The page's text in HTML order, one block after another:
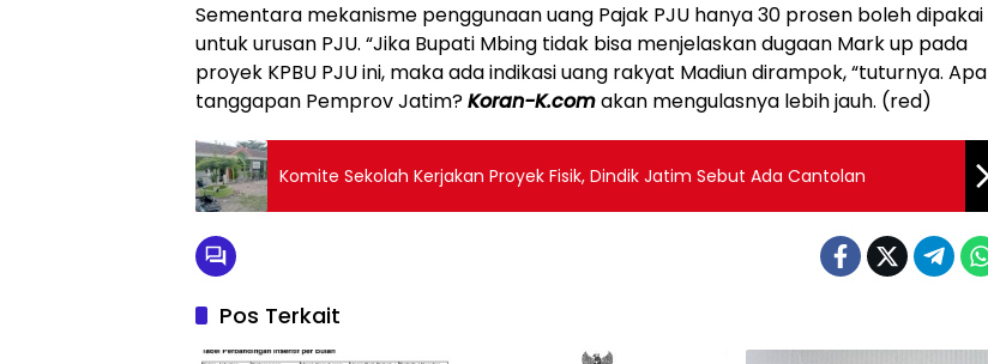
Sementara mekanisme penggunaan uang Pajak PJU hanya 30 prosen boleh dipakai
untuk urusan PJU. “Jika Bupati Mbing tidak bisa menjelaskan dugaan Mark up pada
proyek KPBU PJU ini, maka ada indikasi uang rakyat Madiun dirampok, “tuturnya. Apa
tanggapan Pemprov Jatim?Koran-K.comakan mengulasnya lebih jauh. (red)
Komite Sekolah Kerjakan Proyek Fisik, Dindik Jatim Sebut Ada Cantolan
Pos Terkait